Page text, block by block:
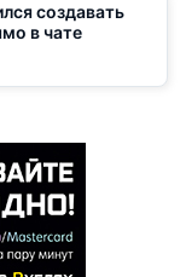
создавать
в чате